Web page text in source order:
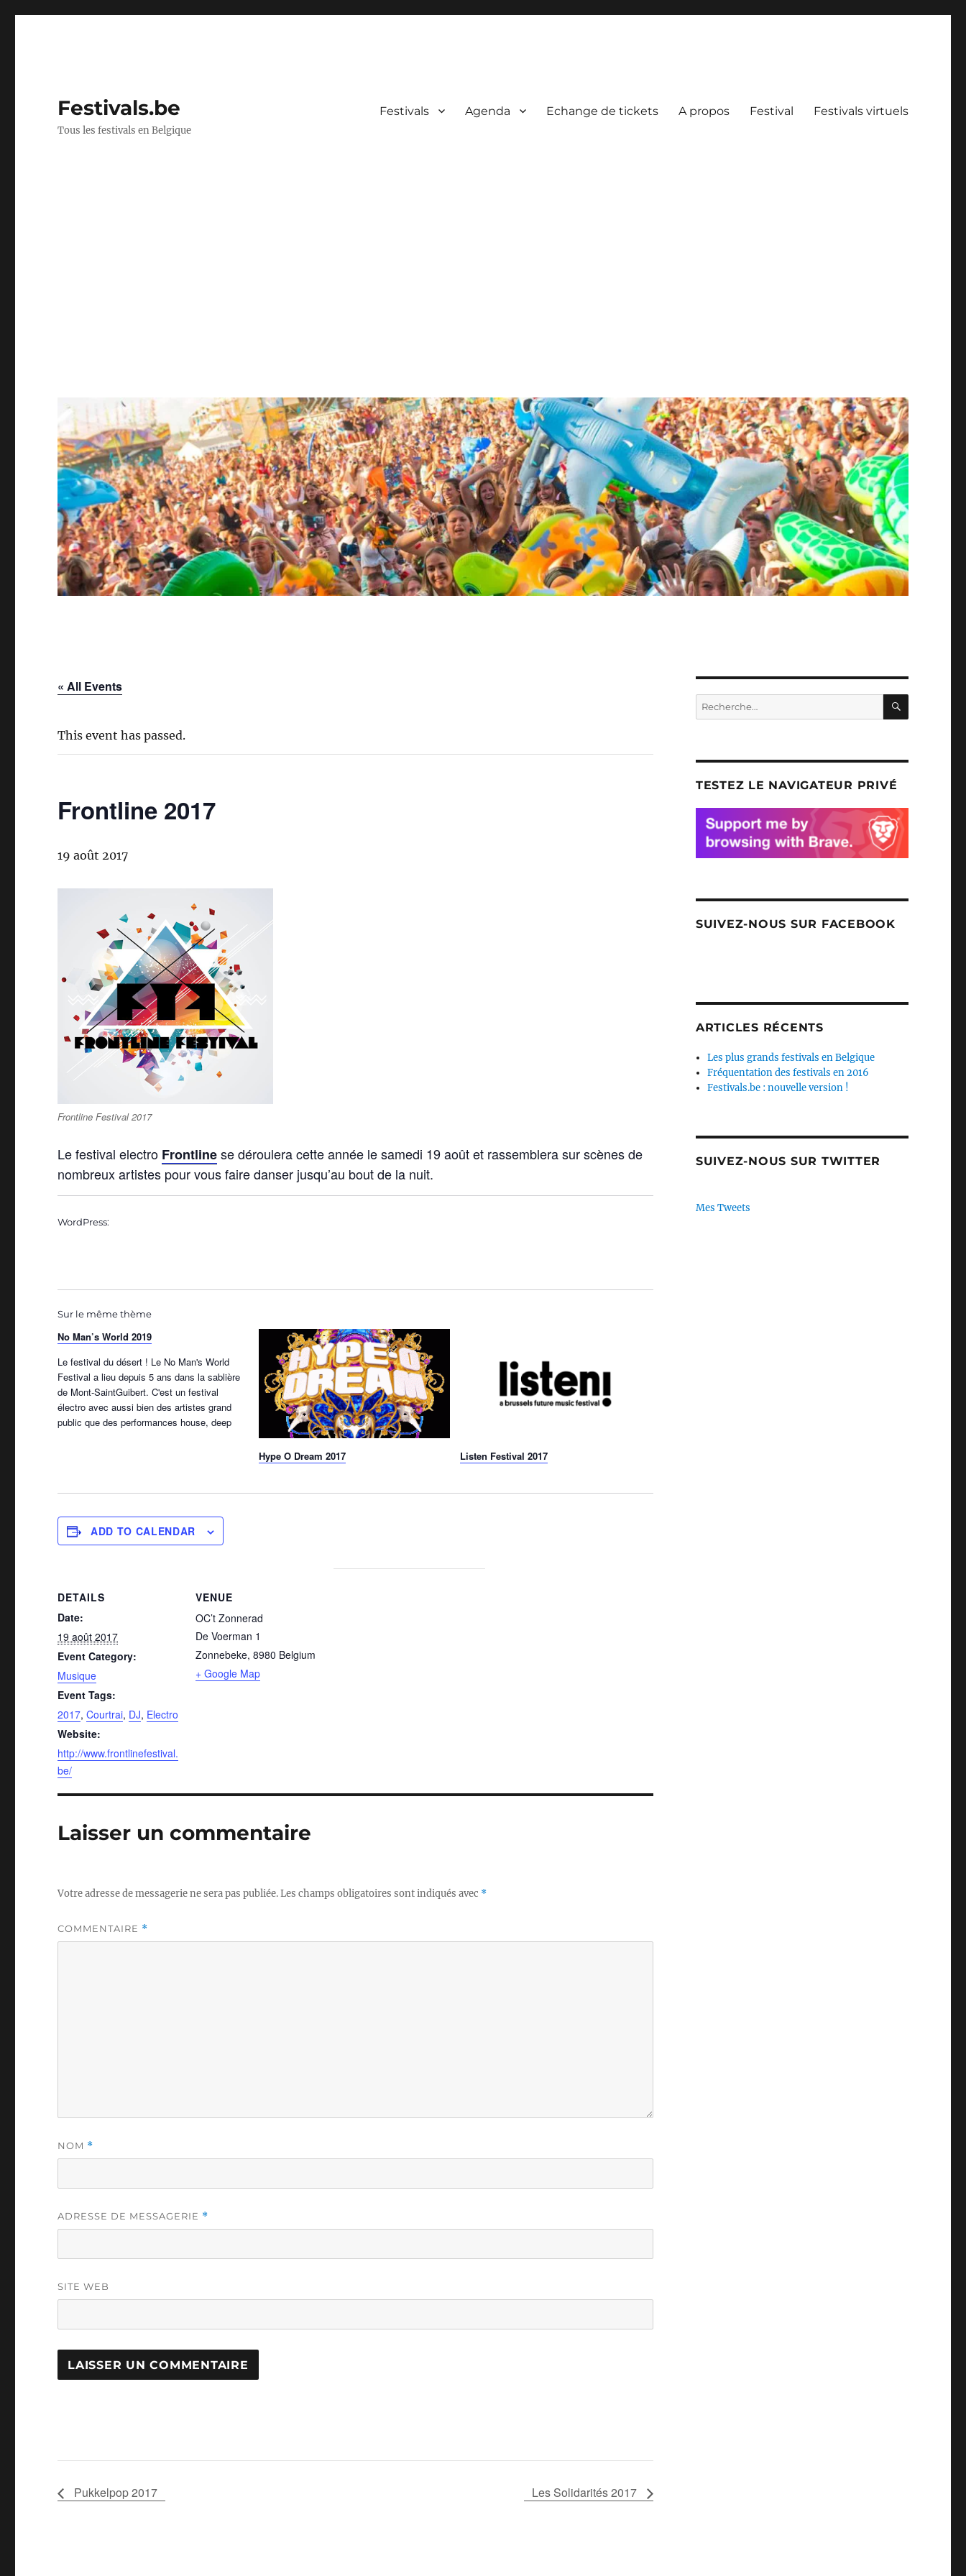
Festivals.be
Tous les festivals en Belgique
Festivals Agenda Echange de tickets A propos Festival Festivals virtuels
« All Events
This event has passed.
Frontline 2017
19 août 2017
Frontline Festival 2017
Le festival electro Frontlinese déroulera cette année le samedi 19 août et rassemblera sur scènes de
nombreux artistes pour vous faire danser jusqu’au bout de la nuit.
WordPress:
Sur le même thème
No Man’s World 2019
Le festival du désert ! Le No Man's World
Festival a lieu depuis 5 ans dans la sablière
de Mont-SaintGuibert. C'est un festival
électro avec aussi bien des artistes grand
public que des performances house, deep
Hype O Dream 2017 Listen Festival 2017
ADD TO CALENDAR
DETAILS
Date:
19 août 2017
Event Category:
Musique
Event Tags:
2017,Courtrai, DJ, Electro
Website:
http://www.frontlinefestival.
be/
VENUE
OC’t Zonnerad
De Voerman 1
Zonnebeke, 8980 Belgium
+ Google Map
Laisser un commentaire
Votre adresse de messagerie ne sera pas publiée.Les champs obligatoires sont indiqués avec *
COMMENTAIRE *
NOM *
ADRESSE DE MESSAGERIE *
SITE WEB
Pukkelpop 2017 Les Solidarités 2017
Recherche
pour
TESTEZ LE NAVIGATEUR PRIVÉ
SUIVEZ-NOUS SUR FACEBOOK
ARTICLES RÉCENTS
Les plus grands festivals en Belgique
Fréquentation des festivals en 2016
Festivals.be : nouvelle version !
SUIVEZ-NOUS SUR TWITTER
Mes Tweets